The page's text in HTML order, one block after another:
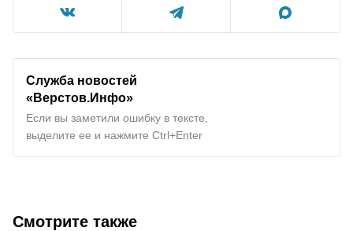
Служба новостей
«Верстов.Инфо»
Если вы заметили ошибку в тексте,
выделите ее и нажмите Ctrl+Enter
Смотрите также